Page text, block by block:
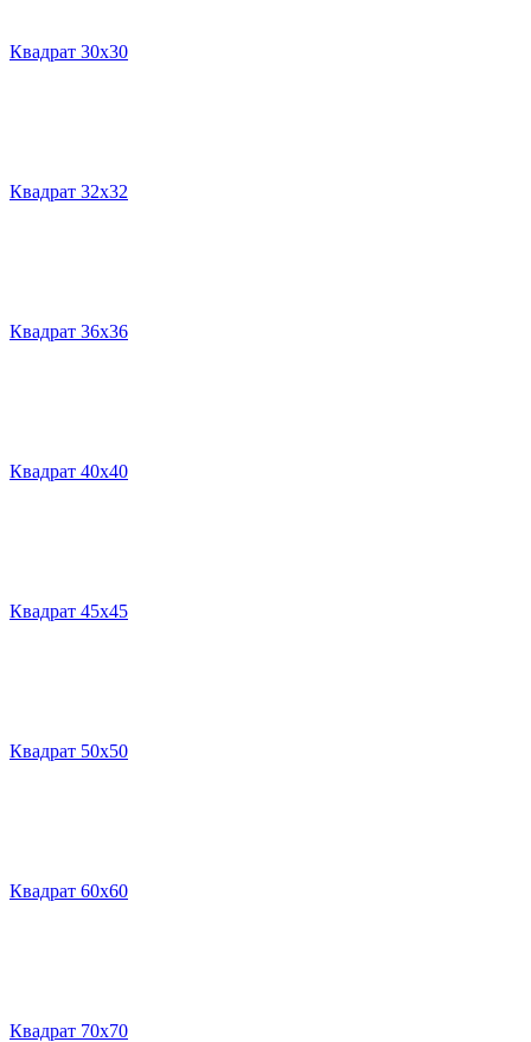
Квадрат 30х30
Квадрат 32х32
Квадрат 36х36
Квадрат 40х40
Квадрат 45х45
Квадрат 50х50
Квадрат 60х60
Квадрат 70х70